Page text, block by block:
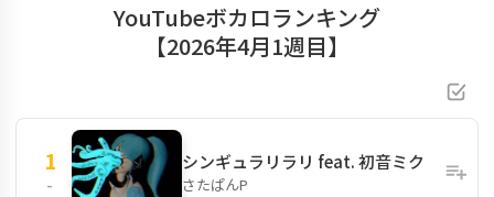
YouTubeボカロランキング
【2026年4月1週目】
1
-
シンギュラリラリ feat. 初音ミク
さたぱんP